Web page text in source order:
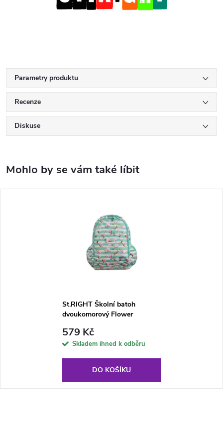
Parametry produktu
Recenze
Diskuse
St.RIGHT Školní batoh
dvoukomorový Flower
579 Kč
Skladem ihned k odběru
DO KOŠÍKU